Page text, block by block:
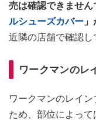
売は確認できませ
ルシューズカバー
近隣の店舗で確認し
ワークマンのレ
ワークマンのレイ
ため、部位によっ